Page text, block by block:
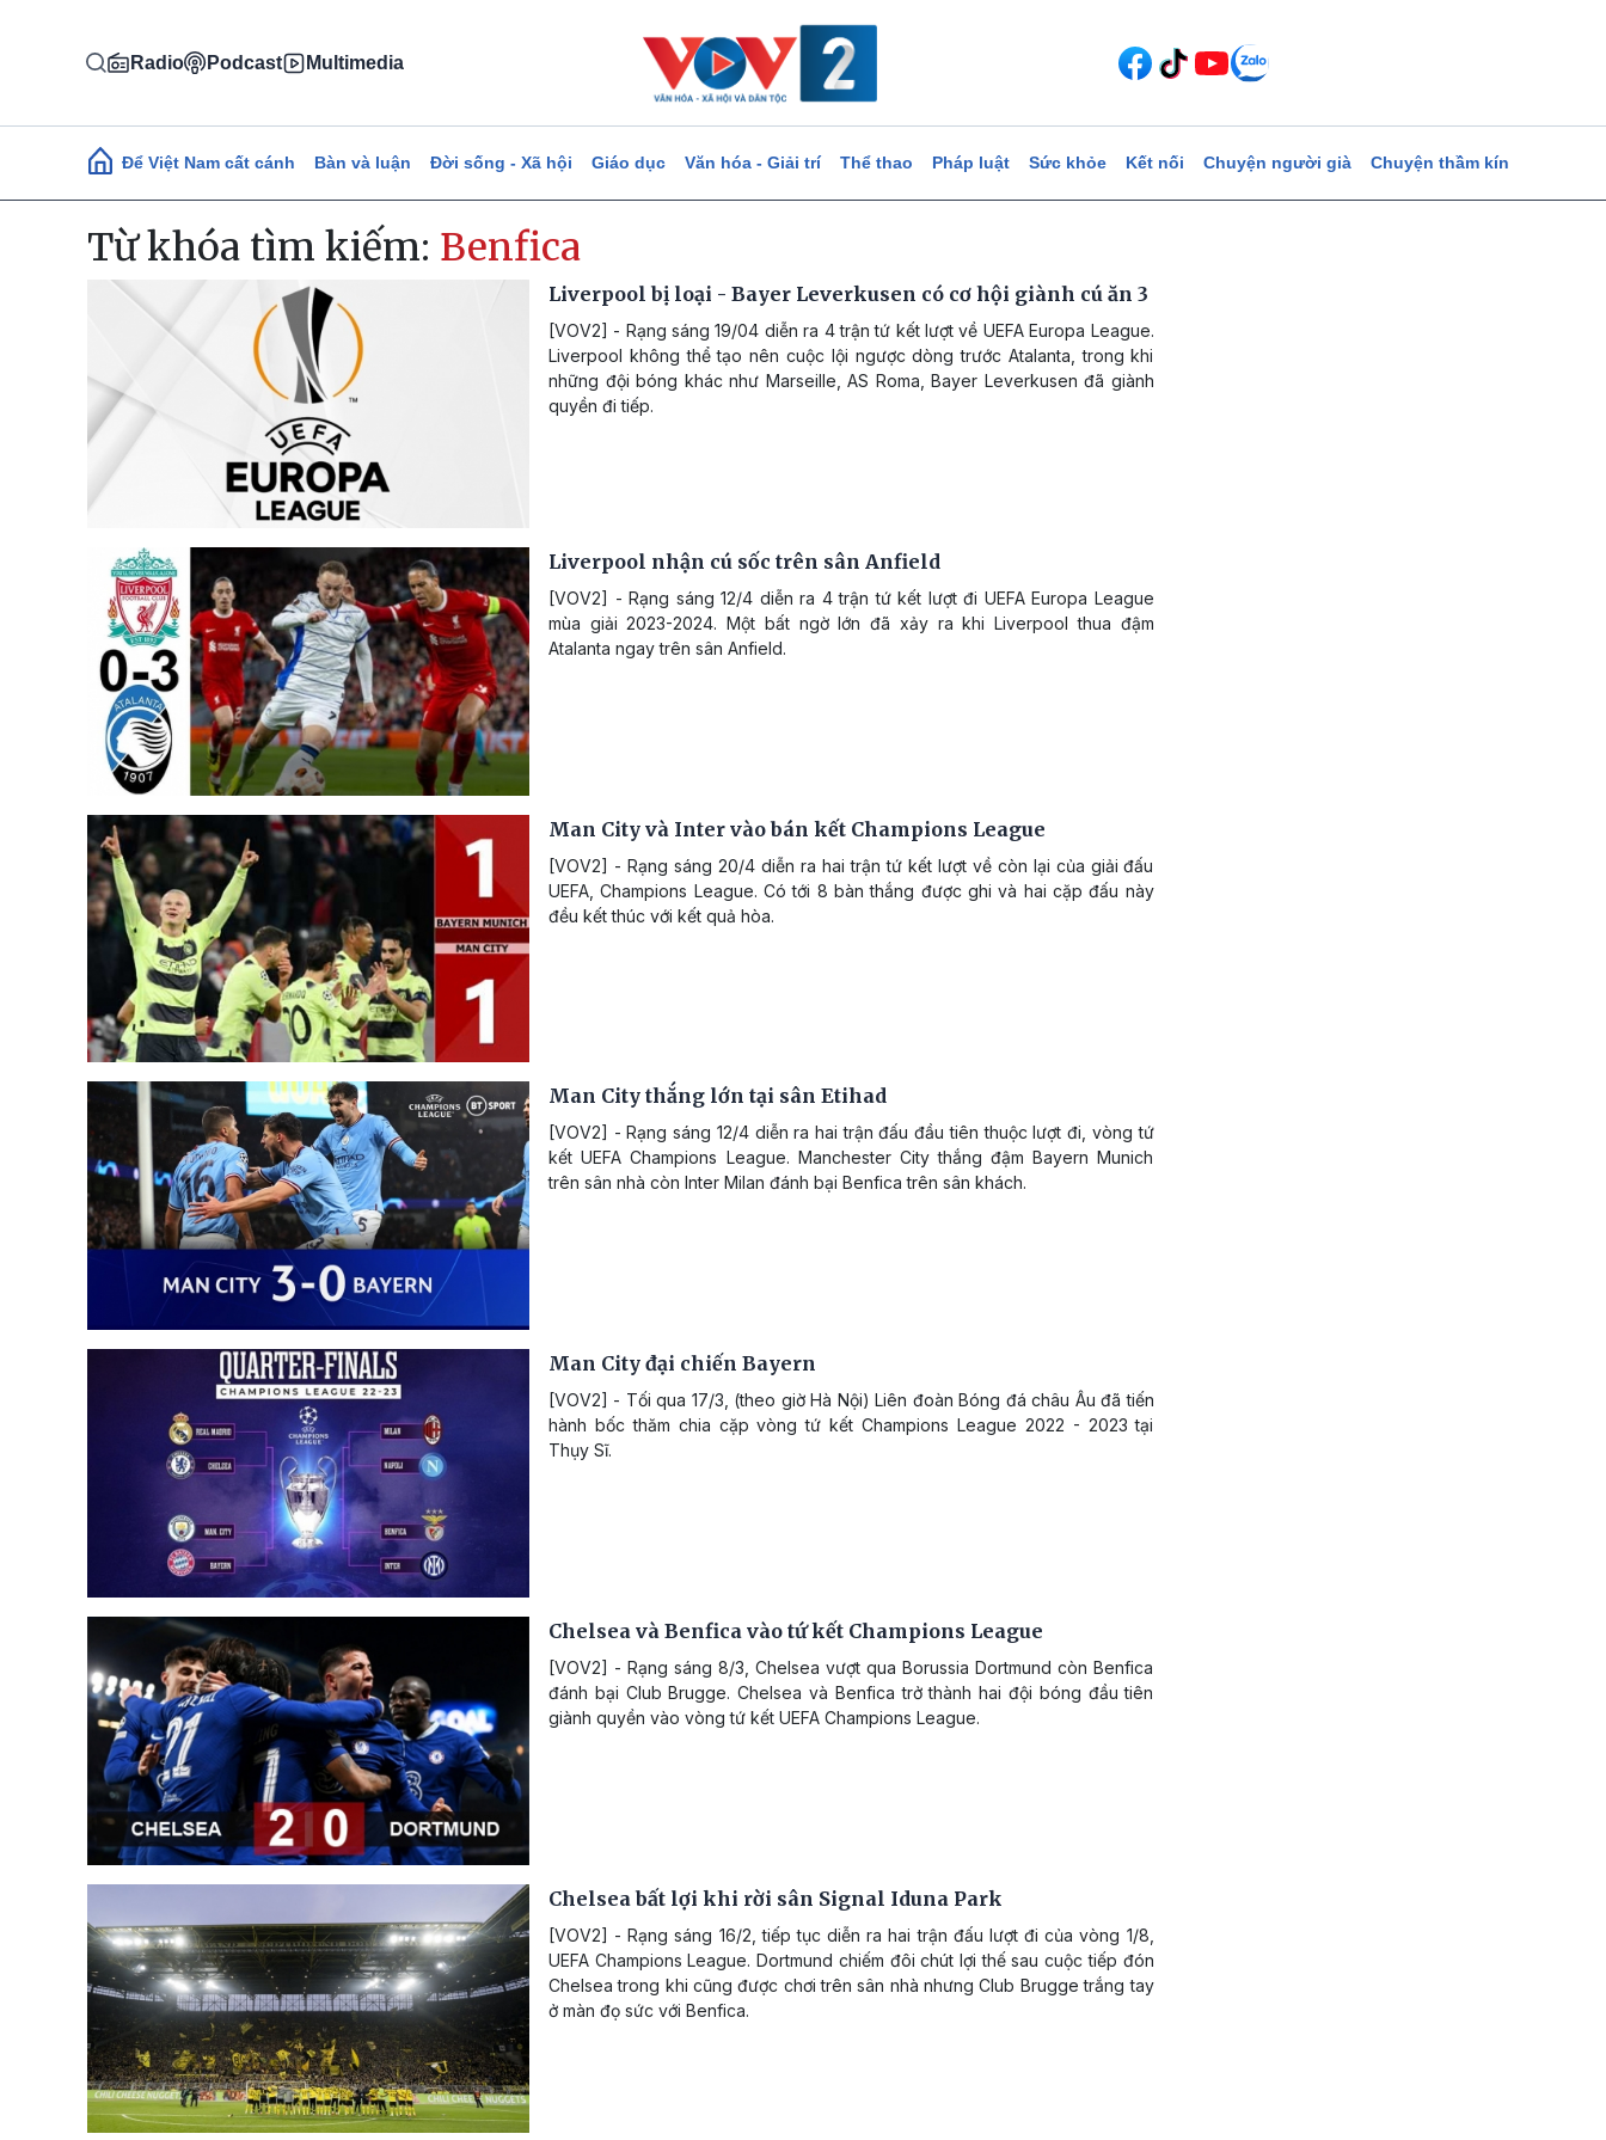
Radio Podcast Multimedia
Main navigation
Để Việt Nam cất cánh Bàn và luận Đời sống - Xã hội Giáo dục Văn hóa - Giải trí Thể thao Pháp luật Sức khỏe Kết nối Chuyện người già Chuyện thầm kín
Từ khóa tìm kiếm: Benfica
Liverpool bị loại - Bayer Leverkusen có cơ hội giành cú ăn 3
[VOV2] - Rạng sáng 19/04 diễn ra 4 trận tứ kết lượt về UEFA Europa League.
Liverpool không thể tạo nên cuộc lội ngược dòng trước Atalanta, trong khi
những đội bóng khác như Marseille, AS Roma, Bayer Leverkusen đã giành
quyền đi tiếp.
Liverpool nhận cú sốc trên sân Anfield
[VOV2] - Rạng sáng 12/4 diễn ra 4 trận tứ kết lượt đi UEFA Europa League
mùa giải 2023-2024. Một bất ngờ lớn đã xảy ra khi Liverpool thua đậm
Atalanta ngay trên sân Anfield.
Man City và Inter vào bán kết Champions League
[VOV2] - Rạng sáng 20/4 diễn ra hai trận tứ kết lượt về còn lại của giải đấu
UEFA, Champions League. Có tới 8 bàn thắng được ghi và hai cặp đấu này
đều kết thúc với kết quả hòa.
Man City thắng lớn tại sân Etihad
[VOV2] - Rạng sáng 12/4 diễn ra hai trận đấu đầu tiên thuộc lượt đi, vòng tứ
kết UEFA Champions League. Manchester City thắng đậm Bayern Munich
trên sân nhà còn Inter Milan đánh bại Benfica trên sân khách.
Man City đại chiến Bayern
[VOV2] - Tối qua 17/3, (theo giờ Hà Nội) Liên đoàn Bóng đá châu Âu đã tiến
hành bốc thăm chia cặp vòng tứ kết Champions League 2022 - 2023 tại
Thụy Sĩ.
Chelsea và Benfica vào tứ kết Champions League
[VOV2] - Rạng sáng 8/3, Chelsea vượt qua Borussia Dortmund còn Benfica
đánh bại Club Brugge. Chelsea và Benfica trở thành hai đội bóng đầu tiên
giành quyền vào vòng tứ kết UEFA Champions League.
Chelsea bất lợi khi rời sân Signal Iduna Park
[VOV2] - Rạng sáng 16/2, tiếp tục diễn ra hai trận đấu lượt đi của vòng 1/8,
UEFA Champions League. Dortmund chiếm đôi chút lợi thế sau cuộc tiếp đón
Chelsea trong khi cũng được chơi trên sân nhà nhưng Club Brugge trắng tay
ở màn đọ sức với Benfica.